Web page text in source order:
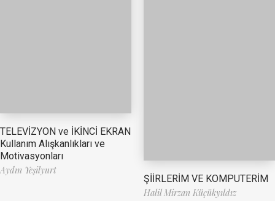
TELEVİZYON ve İKİNCİ EKRAN
Kullanım Alışkanlıkları ve
Motivasyonları
Aydın Yeşilyurt
ŞİİRLERİM VE KOMPUTERİM
Halil Mirzan Küçükyıldız